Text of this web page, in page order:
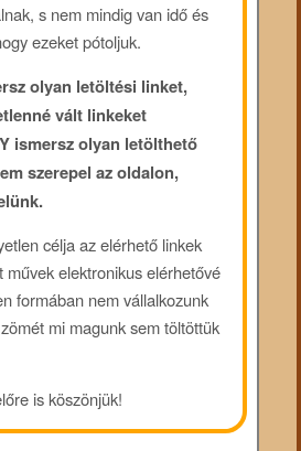
s nem mindig van idő és
ezeket pótoljuk.
olyan letöltési linket,
vált linkeket
ismersz olyan letölthető
szerepel az oldalon,
célja az elérhető linkek
művek elektronikus elérhetővé
formában nem vállalkozunk
mi magunk sem töltöttük
is köszönjük!